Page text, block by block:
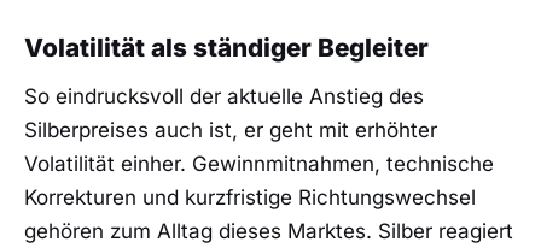
Volatilität als ständiger Begleiter
So eindrucksvoll der aktuelle Anstieg des
Silberpreises auch ist, er geht mit erhöhter
Volatilität einher. Gewinnmitnahmen, technische
Korrekturen und kurzfristige Richtungswechsel
gehören zum Alltag dieses Marktes. Silber reagiert